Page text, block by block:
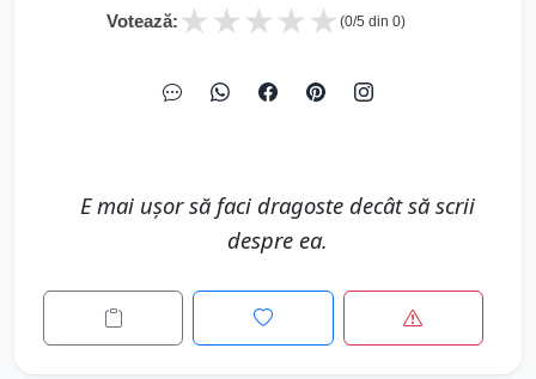
Votează: ★
★
★
★
★ (0/5 din 0)
E mai uşor să faci dragoste decât să scrii
despre ea.